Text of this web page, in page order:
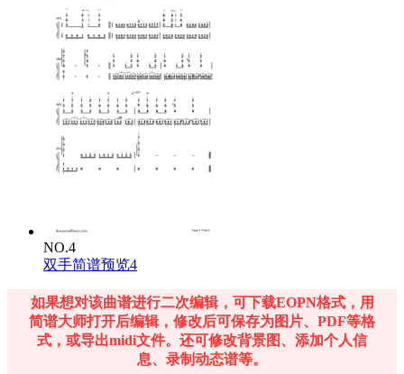
NO.4
双手简谱预览4
如果想对该曲谱进行二次编辑，可下载EOPN格式，用
简谱大师打开后编辑，修改后可保存为图片、PDF等格
式，或导出midi文件。还可修改背景图、添加个人信
息、录制动态谱等。